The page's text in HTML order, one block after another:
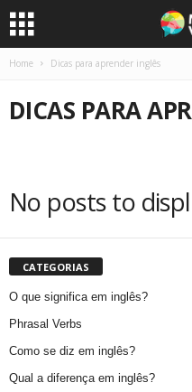
Home Dicas para aprender inglês
DICAS PARA
No posts to
CATEGORIAS
O que significa em inglês?
Phrasal Verbs
Como se diz em inglês?
Qual a diferença em inglês?